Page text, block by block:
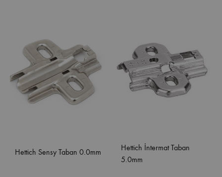
Hettich Sensy Taban 0.0mm
Hettich İntermat Taban
5.0mm